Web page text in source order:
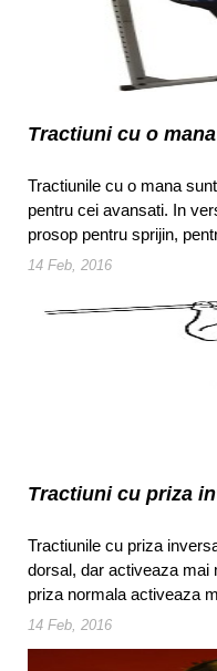
Tractiuni cu o
Tractiunile cu o mana
pentru cei avansati. In
prosop pentru sprijin,
14 Feb, 2016
Tractiuni cu priza
Tractiunile cu priza
dorsal, dar activeaza mai
priza normala activeaza
14 Feb, 2016